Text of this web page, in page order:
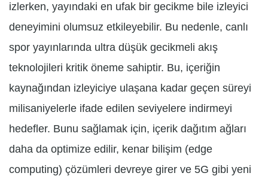
izlerken, yayındaki en ufak bir gecikme bile izleyici
deneyimini olumsuz etkileyebilir. Bu nedenle, canlı
spor yayınlarında ultra düşük gecikmeli akış
teknolojileri kritik öneme sahiptir. Bu, içeriğin
kaynağından izleyiciye ulaşana kadar geçen süreyi
milisaniyelerle ifade edilen seviyelere indirmeyi
hedefler. Bunu sağlamak için, içerik dağıtım ağları
daha da optimize edilir, kenar bilişim (edge
computing) çözümleri devreye girer ve 5G gibi yeni